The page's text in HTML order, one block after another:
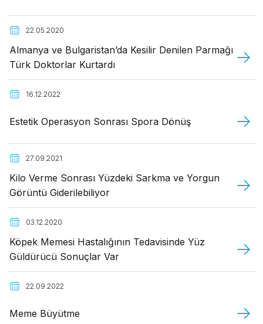
22.05.2020
Almanya ve Bulgaristan’da Kesilir Denilen Parmağı
Türk Doktorlar Kurtardı
16.12.2022
Estetik Operasyon Sonrası Spora Dönüş
27.09.2021
Kilo Verme Sonrası Yüzdeki Sarkma ve Yorgun
Görüntü Giderilebiliyor
03.12.2020
Köpek Memesi Hastalığının Tedavisinde Yüz
Güldürücü Sonuçlar Var
22.09.2022
Meme Büyütme